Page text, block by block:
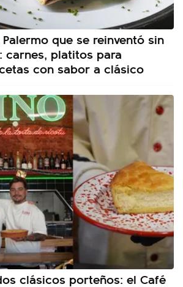
que se reinventó sin
carnes, platitos para
con sabor a clásico
clásicos porteños: el Café